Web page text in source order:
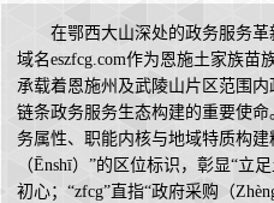
在鄂西大山深处的政务服务革
域名eszfcg.com作为恩施土家族苗
承载着恩施州及武陵山片区范围
链条政务服务生态构建的重要使命
务属性、职能内核与地域特质构
（Ēnshī）”的区位标识，彰显“立
初心；“zfcg”直指“政府采购（